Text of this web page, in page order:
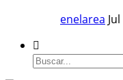
enelarea